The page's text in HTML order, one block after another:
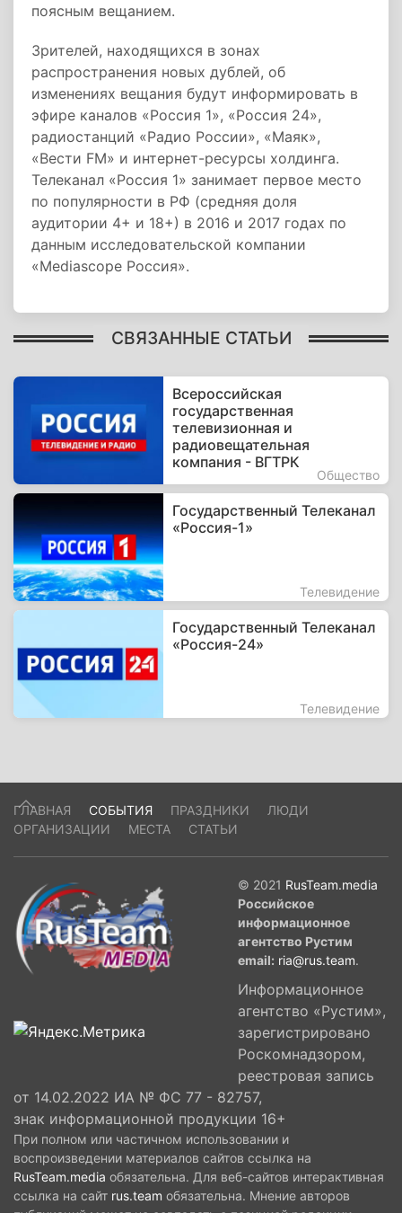
поясным вещанием.
Зрителей, находящихся в зонах
распространения новых дублей, об
изменениях вещания будут информировать в
эфире каналов «Россия 1», «Россия 24»,
радиостанций «Радио России», «Маяк»,
«Вести FM» и интернет-ресурсы холдинга.
Телеканал «Россия 1» занимает первое место
по популярности в РФ (средняя доля
аудитории 4+ и 18+) в 2016 и 2017 годах по
данным исследовательской компании
«Mediascope Россия».
СВЯЗАННЫЕ СТАТЬИ
Всероссийская
государственная
телевизионная и
радиовещательная
компания - ВГТРК
Общество
Государственный Телеканал
«Россия-1»
Телевидение
Государственный Телеканал
«Россия-24»
Телевидение
ГЛАВНАЯ СОБЫТИЯ ПРАЗДНИКИ
ЛЮДИ
ОРГАНИЗАЦИИ
МЕСТА СТАТЬИ
© 2021 RusTeam.media
Российское
информационное
агентство Рустим
email: ria@rus.team.
Информационное
агентство «Рустим»,
зарегистрировано
Роскомнадзором,
реестровая запись
от 14.02.2022 ИА № ФС 77 - 82757,
знак информационной продукции 16+
При полном или частичном использовании и
воспроизведении материалов сайтов ссылка на
RusTeam.media обязательна. Для веб-сайтов интерактивная
ссылка на сайт rus.team обязательна. Мнение авторов